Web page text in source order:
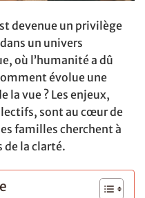
devenue un privilège
un univers
où l’humanité a dû
évolue une
la vue ? Les enjeux,
sont au cœur de
familles cherchent à
de la clarté.